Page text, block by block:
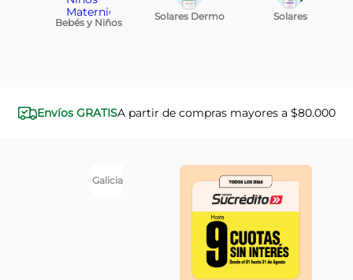
Bebés y Niños
Solares Dermo Solares
Envíos GRATISA partir de compras mayores a $80.000
Galicia